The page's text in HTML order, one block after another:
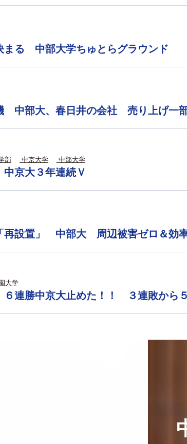
る 中部大学ちゅとらグラウンド
中部大、春日井の会社 売り上げ一
部
中京大学 中部大学
京大３年連続Ｖ
設置」 中部大 周辺被害ゼロ＆効
大学
連勝中京大止めた！！ ３連敗から